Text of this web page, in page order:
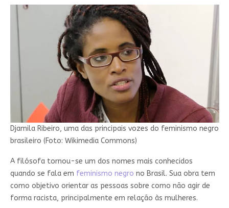
Djamila Ribeiro, uma das principais vozes do feminismo negro
brasileiro (Foto: Wikimedia Commons)
A filósofa tornou-se um dos nomes mais conhecidos
quando se fala em feminismo negro no Brasil. Sua obra tem
como objetivo orientar as pessoas sobre como não agir de
forma racista, principalmente em relação às mulheres.